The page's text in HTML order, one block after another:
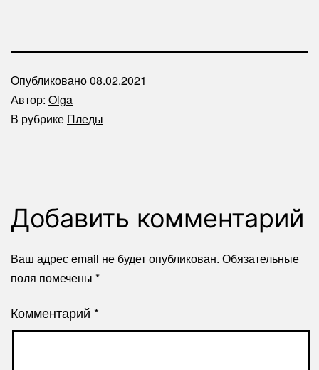
Опубликовано08.02.2021
Автор: Olga
В рубрике Пледы
Добавить комментарий
Ваш адрес email не будет опубликован. Обязательные
поля помечены *
Комментарий *